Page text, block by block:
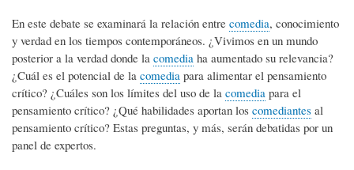
En este debate se examinará la relación entre comedia, conocimiento
y verdad en los tiempos contemporáneos. ¿Vivimos en un mundo
posterior a la verdad donde la comedia ha aumentado su relevancia?
¿Cuál es el potencial de la comedia para alimentar el pensamiento
crítico? ¿Cuáles son los límites del uso de la comedia para el
pensamiento crítico? ¿Qué habilidades aportan los comediantes al
pensamiento crítico? Estas preguntas, y más, serán debatidas por un
panel de expertos.